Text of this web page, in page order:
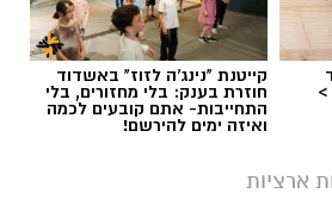
המועמד להוביל את תחום
לנהל ולהוביל צוות
ולעבוד מול קהלים מגוונים, תוך
קייטנת "נינג'ה לזוז" באשדוד
חוזרת בענק: בלי מחזורים, בלי
התחייבות- אתם קובעים לכמה
ואיזה ימים להירשם!
ארציות